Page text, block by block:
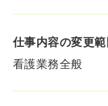
仕事内容の変更範
看護業務全般